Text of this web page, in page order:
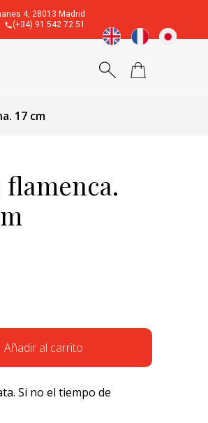
4, 28013 Madrid
(+34) 91 542 72 51
17 cm
Añadir al carrito
Si no el tiempo de